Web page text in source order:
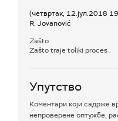
(четвртак, 12.јул.2018
R. Jovanović
Zašto
Zašto traje toliki proces .
Упутство
Коментари који садрже
непроверене оптужбе,